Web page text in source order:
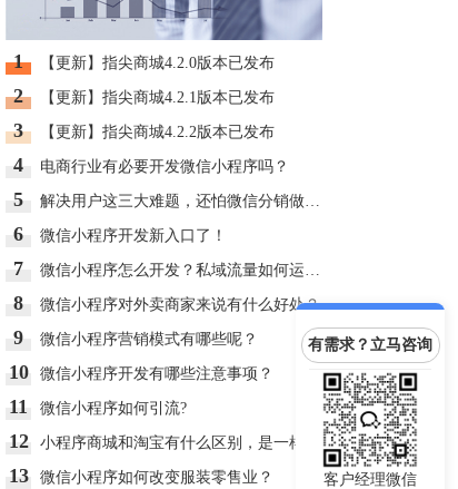
1 【更新】指尖商城4.2.0版本已发布
2 【更新】指尖商城4.2.1版本已发布
3 【更新】指尖商城4.2.2版本已发布
4 电商行业有必要开发微信小程序吗？
5
6 微信小程序开发新入口了！
7
8 微信小程序对外卖商家来说有什么好处？
9 微信小程序营销模式有哪些呢？
10 微信小程序开发有哪些注意事项？
11 微信小程序如何引流?
12
13 微信小程序如何改变服装零售业？
有需求？立马咨询
客户经理微信